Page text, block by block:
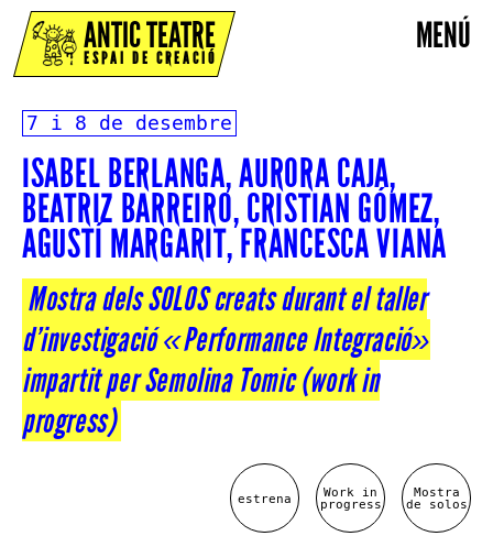
MENÚ
ANTIC TEATRE
ESPAI DE CREACIÓ
7 i 8 de desembre
ISABEL BERLANGA, AURORA CAJA,
BEATRIZ BARREIRO, CRISTIAN GÓMEZ,
AGUSTÍ MARGARIT, FRANCESCA VIANA
Mostra dels SOLOS creats durant el taller
d’investigació «Performance Integració»
impartit per Semolina Tomic (work in
progress)
Mostra
de solos
Work in
progress
estrena